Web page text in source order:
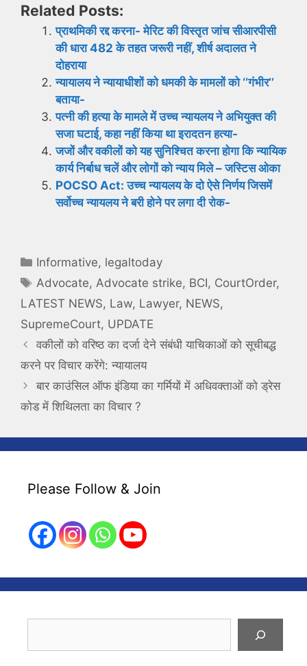
Related Posts:
प्राथमिकी रद्द करना- मेरिट की विस्तृत जांच सीआरपीसी
की धारा 482 के तहत जरूरी नहीं, शीर्ष अदालत ने
दोहराया
न्यायालय ने न्यायाधीशों को धमकी के मामलों को ‘‘गंभीर’’
बताया-
पत्नी की हत्या के मामले में उच्च न्यायलय ने अभियुक्त की
सजा घटाई, कहा नहीं किया था इरादतन हत्या-
जजों और वकीलों को यह सुनिश्चित करना होगा कि न्यायिक
कार्य निर्बाध चलें और लोगों को न्याय मिले – जस्टिस ओका
POCSO Act: उच्च न्यायलय के दो ऐसे निर्णय जिसमें
सर्वोच्च न्यायलय ने बरी होने पर लगा दी रोक-
Categories
Informative, legaltoday
Tags
Advocate,Advocate strike, BCI, CourtOrder,
LATEST NEWS, Law, Lawyer, NEWS,
SupremeCourt, UPDATE
वकीलों को वरिष्ठ का दर्जा देने संबंधी याचिकाओं को सूचीबद्ध
करने पर विचार करेंगे: न्यायालय
बार काउंसिल ऑफ इंडिया का गर्मियों में अधिवक्ताओं को ड्रेस
कोड में शिथिलता का विचार ?
Please Follow & Join